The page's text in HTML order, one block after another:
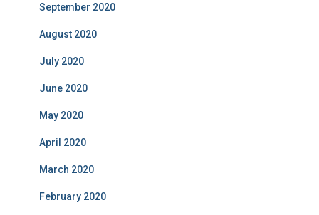
September 2020
August 2020
July 2020
June 2020
May 2020
April 2020
March 2020
February 2020